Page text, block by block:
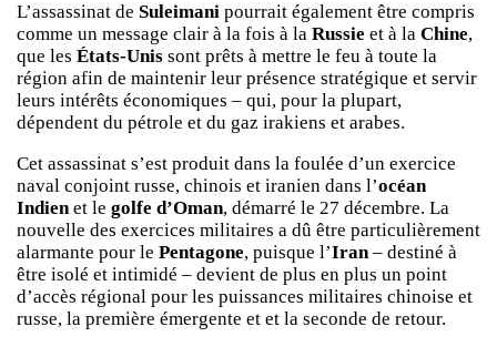
L’assassinat de Suleimani pourrait également être compris
comme un message clair à la fois à la Russie et à la Chine,
que les États-Unis sont prêts à mettre le feu à toute la
région afin de maintenir leur présence stratégique et servir
leurs intérêts économiques – qui, pour la plupart,
dépendent du pétrole et du gaz irakiens et arabes.
Cet assassinat s’est produit dans la foulée d’un exercice
naval conjoint russe, chinois et iranien dans l’océan
Indienet le golfe d’Oman, démarré le 27 décembre. La
nouvelle des exercices militaires a dû être particulièrement
alarmante pour le Pentagone, puisque l’Iran– destiné à
être isolé et intimidé – devient de plus en plus un point
d’accès régional pour les puissances militaires chinoise et
russe, la première émergente et et la seconde de retour.